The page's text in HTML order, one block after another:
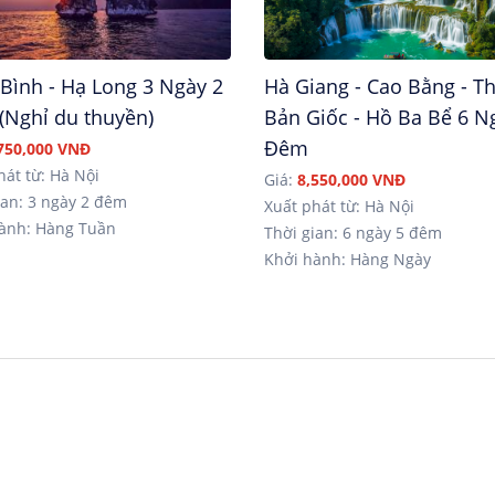
- Hạ Long 3 Ngày 2
du thuyền)
VNĐ
từ: Hà Nội
3 ngày 2 đêm
Hàng Tuần
Hà Giang - Cao Bằng -
Bản Giốc - Hồ Ba Bể 6
Đêm
Giá: 8,550,000 VNĐ
Xuất phát từ: Hà Nội
Thời gian: 6 ngày 5 đêm
Khởi hành: Hàng Ngày